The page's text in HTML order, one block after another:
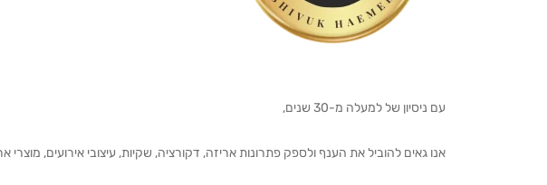
עם ניסיון של למעלה מ-30 שנים,
אנו גאים להוביל את הענף ולספק פתרונות אריזה, דקורציה, שקיות, עיצובי אירועים, מוצרי